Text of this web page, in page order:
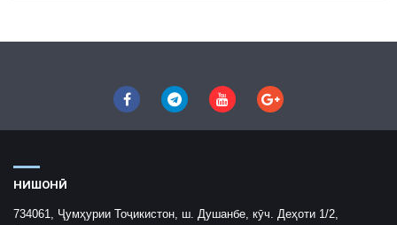
НИШОНӢ
734061, Ҷумҳурии Тоҷикистон, ш. Душанбе, кӯч. Деҳоти 1/2,